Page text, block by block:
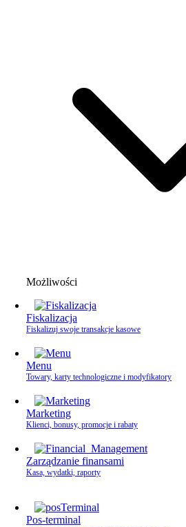
Możliwości
Fiskalizacja
Fiskalizuj swoje transakcje kasowe
Menu
Towary, karty technologiczne i modyfikatory
Marketing
Klienci, bonusy, promocje i rabaty
Zarządzanie finansami
Kasa, wydatki, raporty
Pos-terminal